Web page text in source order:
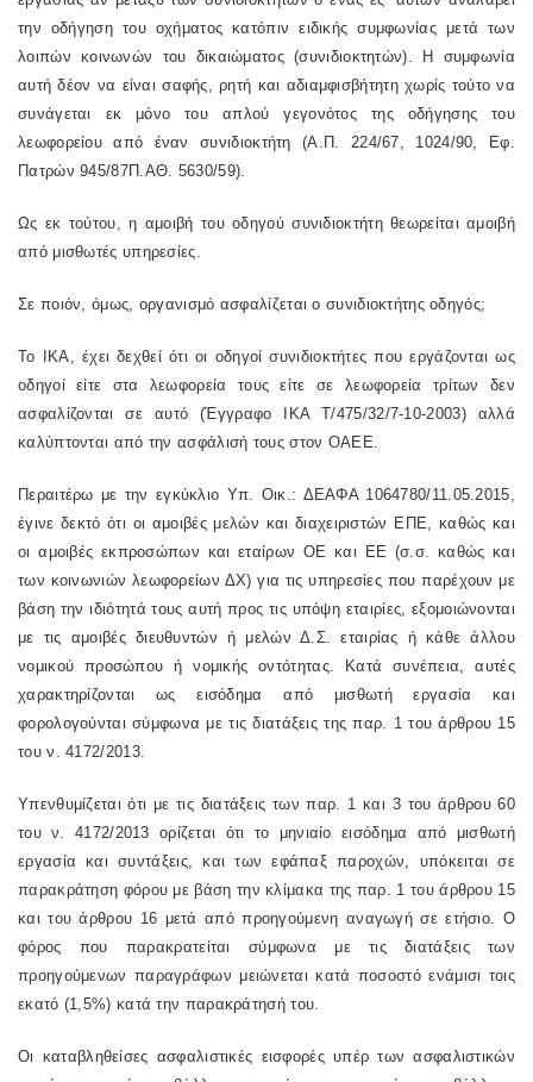
την οδήγηση του οχήματος κατόπιν ειδικής συμφωνίας μετά των
λοιπών κοινωνών του δικαιώματος (συνιδιοκτητών). Η συμφωνία
αυτή δέον να είναι σαφής, ρητή και αδιαμφισβήτητη χωρίς τούτο να
συνάγεται εκ μόνο του απλού γεγονότος της οδήγησης του
λεωφορείου από έναν συνιδιοκτήτη (Α.Π. 224/67, 1024/90, Εφ.
Πατρών 945/87Π.ΑΘ. 5630/59).
Ως εκ τούτου, η αμοιβή του οδηγού συνιδιοκτήτη θεωρείται αμοιβή
από μισθωτές υπηρεσίες.
Σε ποιόν, όμως, οργανισμό ασφαλίζεται ο συνιδιοκτήτης οδηγός;
Το ΙΚΑ, έχει δεχθεί ότι οι οδηγοί συνιδιοκτήτες που εργάζονται ως
οδηγοί είτε στα λεωφορεία τους είτε σε λεωφορεία τρίτων δεν
ασφαλίζονται σε αυτό (Έγγραφο ΙΚΑ Τ/475/32/7-10-2003) αλλά
καλύπτονται από την ασφάλισή τους στον ΟΑΕΕ.
Περαιτέρω με την εγκύκλιο Υπ. Οικ.: ΔΕΑΦΑ 1064780/11.05.2015,
έγινε δεκτό ότι οι αμοιβές μελών και διαχειριστών ΕΠΕ, καθώς και
οι αμοιβές εκπροσώπων και εταίρων ΟΕ και ΕΕ (σ.σ. καθώς και
των κοινωνιών λεωφορείων ΔΧ) για τις υπηρεσίες που παρέχουν με
βάση την ιδιότητά τους αυτή προς τις υπόψη εταιρίες, εξομοιώνονται
με τις αμοιβές διευθυντών ή μελών Δ.Σ. εταιρίας ή κάθε άλλου
νομικού προσώπου ή νομικής οντότητας. Κατά συνέπεια, αυτές
χαρακτηρίζονται ως εισόδημα από μισθωτή εργασία και
φορολογούνται σύμφωνα με τις διατάξεις της παρ. 1 του άρθρου 15
του ν. 4172/2013.
Υπενθυμίζεται ότι με τις διατάξεις των παρ. 1 και 3 του άρθρου 60
του ν. 4172/2013 ορίζεται ότι το μηνιαίο εισόδημα από μισθωτή
εργασία και συντάξεις, και των εφάπαξ παροχών, υπόκειται σε
παρακράτηση φόρου με βάση την κλίμακα της παρ. 1 του άρθρου 15
και του άρθρου 16 μετά από προηγούμενη αναγωγή σε ετήσιο. Ο
φόρος που παρακρατείται σύμφωνα με τις διατάξεις των
προηγούμενων παραγράφων μειώνεται κατά ποσοστό ενάμισι τοις
εκατό (1,5%) κατά την παρακράτησή του.
Οι καταβληθείσες ασφαλιστικές εισφορές υπέρ των ασφαλιστικών